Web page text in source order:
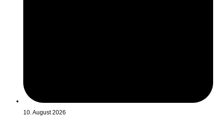
10. August 2026